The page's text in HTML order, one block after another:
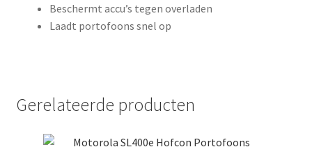
Beschermt accu’s tegen overladen
Laadt portofoons snel op
Gerelateerde producten